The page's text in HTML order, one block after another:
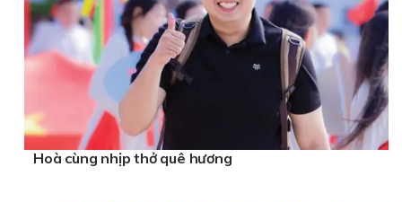
Hoà cùng nhịp thở quê hương